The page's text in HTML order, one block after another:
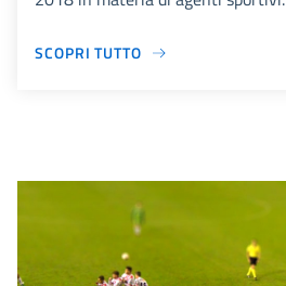
SCOPRI TUTTO